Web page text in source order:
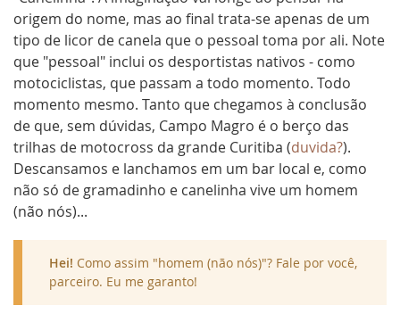
origem do nome, mas ao final trata-se apenas de um
tipo de licor de canela que o pessoal toma por ali. Note
que "pessoal" inclui os desportistas nativos - como
motociclistas, que passam a todo momento. Todo
momento mesmo. Tanto que chegamos à conclusão
de que, sem dúvidas, Campo Magro é o berço das
trilhas de motocross da grande Curitiba (duvida?).
Descansamos e lanchamos em um bar local e, como
não só de gramadinho e canelinha vive um homem
(não nós)...
Hei! Como assim "homem (não nós)"? Fale por você,
parceiro. Eu me garanto!